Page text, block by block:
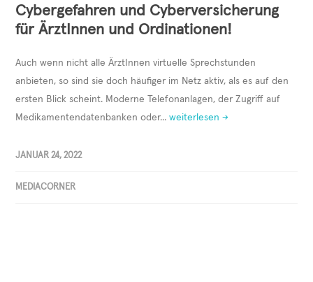
Cybergefahren und Cyberversicherung
für ÄrztInnen und Ordinationen!
Auch wenn nicht alle ÄrztInnen virtuelle Sprechstunden
anbieten, so sind sie doch häufiger im Netz aktiv, als es auf den
ersten Blick scheint. Moderne Telefonanlagen, der Zugriff auf
Medikamentendatenbanken oder...weiterlesen →
JANUAR 24, 2022
MEDIACORNER